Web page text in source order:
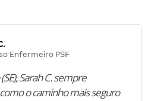
Enfermeiro PSF
Sarah C. sempre
o caminho mais seguro